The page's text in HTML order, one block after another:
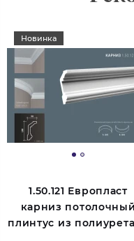
Новинка
1.50.121 Европласт
карниз потолочный
плинтус из